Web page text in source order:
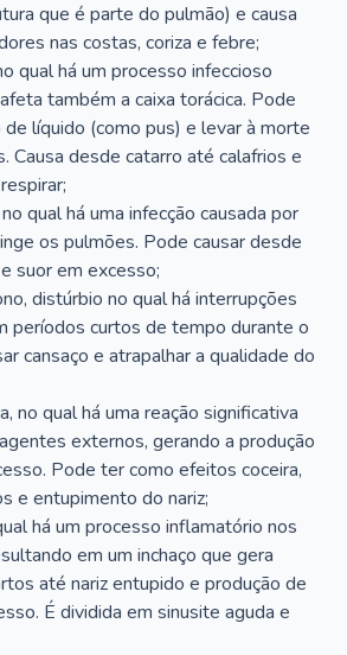
que é parte do pulmão) e causa
nas costas, coriza e febre;
qual há um processo infeccioso
também a caixa torácica. Pode
de líquido (como pus) e levar à morte
Causa desde catarro até calafrios e
qual há uma infecção causada por
os pulmões. Pode causar desde
suor em excesso;
distúrbio no qual há interrupções
períodos curtos de tempo durante o
cansaço e atrapalhar a qualidade do
no qual há uma reação significativa
externos, gerando a produção
Pode ter como efeitos coceira,
e entupimento do nariz;
há um processo inflamatório nos
em um inchaço que gera
até nariz entupido e produção de
É dividida em sinusite aguda e